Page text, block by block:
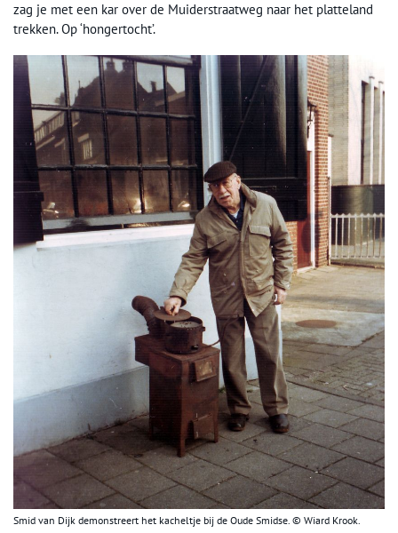
zag je met een kar over de Muiderstraatweg naar het platteland
trekken. Op ‘hongertocht’.
Smid van Dijk demonstreert het kacheltje bij de Oude Smidse. © Wiard Krook.